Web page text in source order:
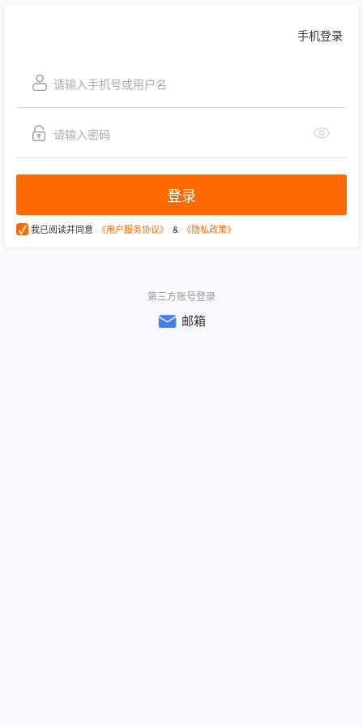
手机登录
登录
我已阅读并同意 《用户服务协议》 & 《隐私政策》
第三方账号登录
邮箱